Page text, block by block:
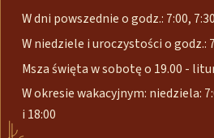
W dni powszednie o godz.: 7:00,
W niedziele i uroczystości o godz.:
Msza święta w sobotę o 19.00 -
W okresie wakacyjnym: niedziela:
i 18:00